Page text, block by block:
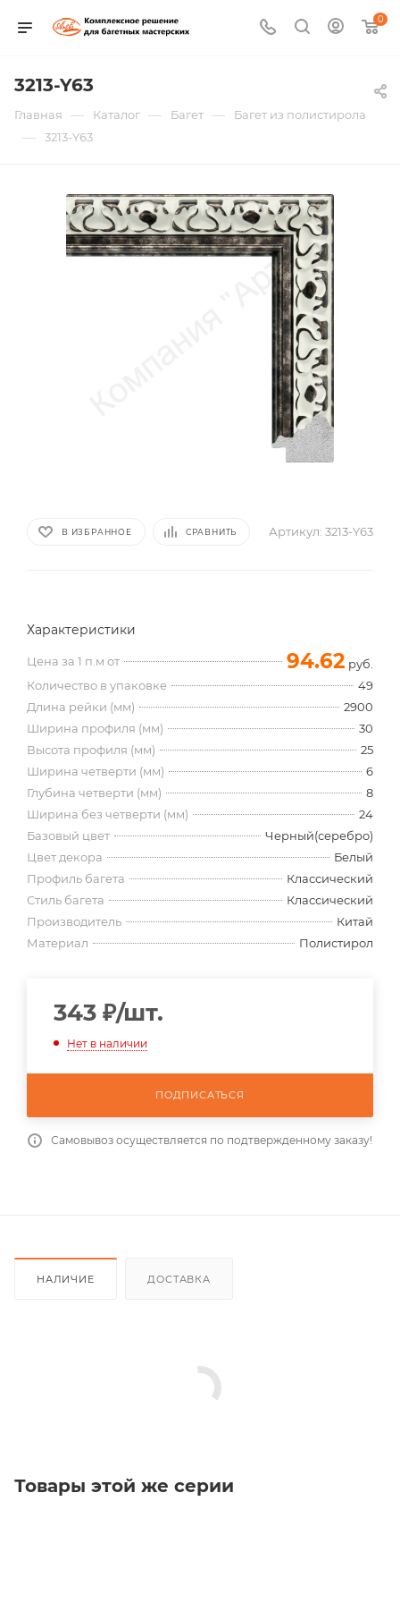
0
3213-Y63
Главная — Каталог — Багет — Багет из полистирола
— 3213-Y63
В ИЗБРАННОЕ СРАВНИТЬ Артикул: 3213-Y63
Характеристики
Цена за 1 п.м от 94.62 руб.
Количество в упаковке
49
Длина рейки (мм)
2900
Ширина профиля (мм)
30
Высота профиля (мм)
25
Ширина четверти (мм)
6
Глубина четверти (мм)
8
Ширина без четверти (мм)
24
Базовый цвет
Черный(серебро)
Цвет декора
Белый
Профиль багета
Классический
Стиль багета
Классический
Производитель
Китай
Материал
Полистирол
343 ₽/шт.
Нет в наличии
ПОДПИСАТЬСЯ
Самовывоз осуществляется по подтвержденному заказу!
НАЛИЧИЕ ДОСТАВКА
Товары этой же серии